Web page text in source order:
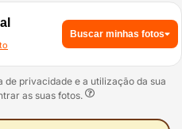
Buscar minhas fotos
de privacidade e a utilização da sua
as suas fotos.